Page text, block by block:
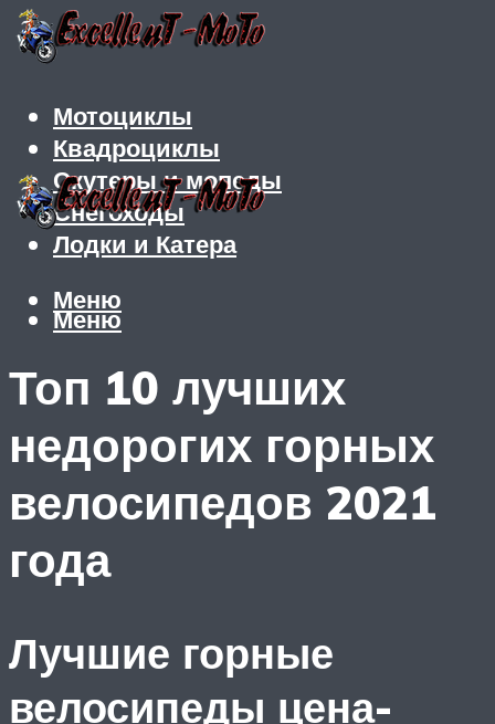
Мотоциклы
Квадроциклы
Скутеры и мопеды
Снегоходы
Лодки и Катера
Меню
Меню
Топ 10 лучших
недорогих горных
велосипедов 2021
года
Лучшие горные
велосипеды цена-